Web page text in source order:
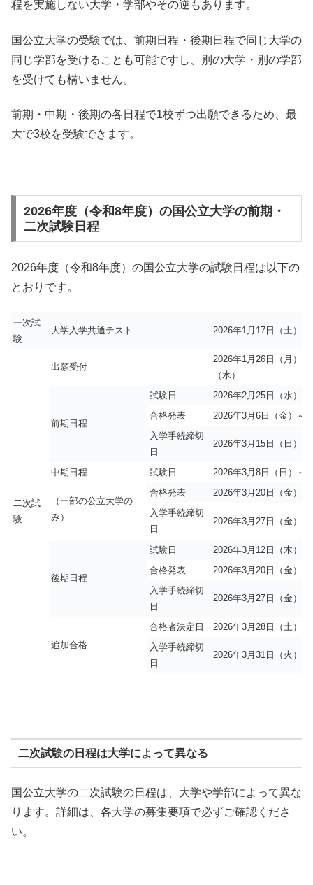
程を実施しない大学・学部やその逆もあります。
国公立大学の受験では、前期日程・後期日程で同じ大学の
同じ学部を受けることも可能ですし、別の大学・別の学部
を受けても構いません。
前期・中期・後期の各日程で1校ずつ出願できるため、最
大で3校を受験できます。
2026年度（令和8年度）の国公立大学の前期・
二次試験日程
2026年度（令和8年度）の国公立大学の試験日程は以下の
とおりです。
一次試
験
大学入学共通テスト 2026年1月17日（土）
二次試
験
出願受付
2026年1月26日（月）～
（水）
前期日程
試験日
2026年2月25日（水）～
合格発表
2026年3月6日（金）～
入学手続締切
日
2026年3月15日（日）
中期日程
（一部の公立大学の
み）
試験日 2026年3月8日（日）
～
合格発表
2026年3月20日（金）
入学手続締切
日
2026年3月27日（金）
後期日程
試験日
2026年3月12日（木）以
合格発表
2026年3月20日（金）
入学手続締切
日
2026年3月27日（金）
追加合格
合格者決定日
2026年3月28日（土）～
入学手続締切
日
2026年3月31日（火）
二次試験の日程は大学によって異なる
国公立大学の二次試験の日程は、大学や学部によって異な
ります。詳細は、各大学の募集要項で必ずご確認くださ
い。